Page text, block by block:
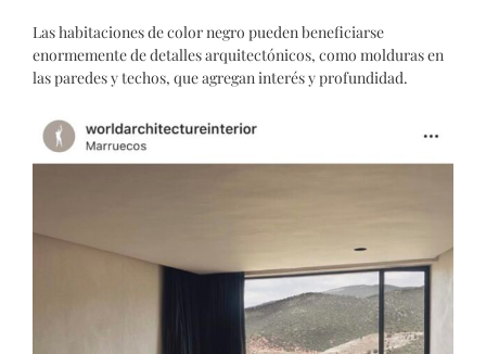
Las habitaciones de color negro pueden beneficiarse
enormemente de detalles arquitectónicos, como molduras en
las paredes y techos, que agregan interés y profundidad.